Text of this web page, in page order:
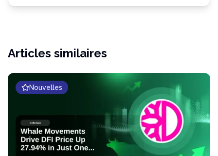
Articles similaires
Nouvelles